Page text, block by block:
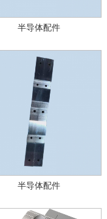
半导体配件
半导体配件